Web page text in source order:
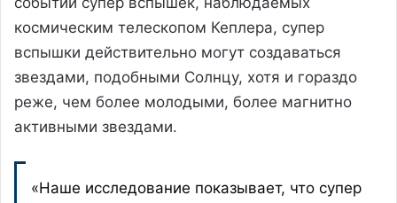
космическим телескопом Кеплера, супер
вспышки действительно могут создаваться
звездами, подобными Солнцу, хотя и гораздо
реже, чем более молодыми, более магнитно
активными звездами.
«Наше исследование показывает, что супер